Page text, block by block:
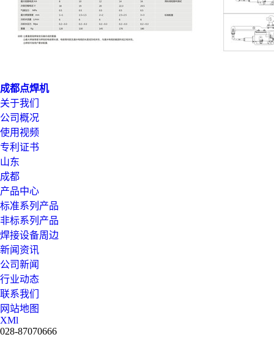
成都点焊机
关于我们
公司概况
使用视频
专利证书
山东
成都
产品中心
标准系列产品
非标系列产品
焊接设备周边
新闻资讯
公司新闻
行业动态
联系我们
网站地图
XMl
028-87070666